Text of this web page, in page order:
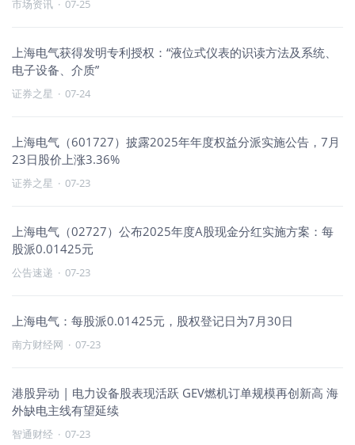
市场资讯 · 07-25
上海电气获得发明专利授权：“液位式仪表的识读方法及系统、
电子设备、介质”
证券之星 · 07-24
上海电气（601727）披露2025年年度权益分派实施公告，7月
23日股价上涨3.36%
证券之星 · 07-23
上海电气（02727）公布2025年度A股现金分红实施方案：每
股派0.01425元
公告速递 · 07-23
上海电气：每股派0.01425元，股权登记日为7月30日
南方财经网 · 07-23
港股异动 | 电力设备股表现活跃 GEV燃机订单规模再创新高 海
外缺电主线有望延续
智通财经 · 07-23